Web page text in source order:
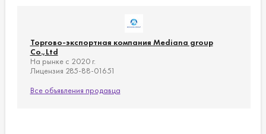
Торгово-экспортная компания Mediana group
Co.,Ltd
На рынке с 2020 г.
Лицензия 285-88-01651
Все объявления продавца